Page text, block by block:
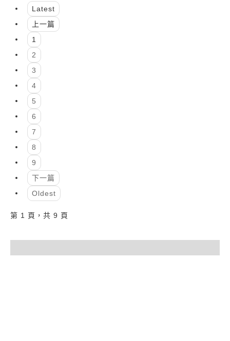
Latest
上一篇
1
2
3
4
5
6
7
8
9
下一篇
Oldest
第 1 頁，共 9 頁